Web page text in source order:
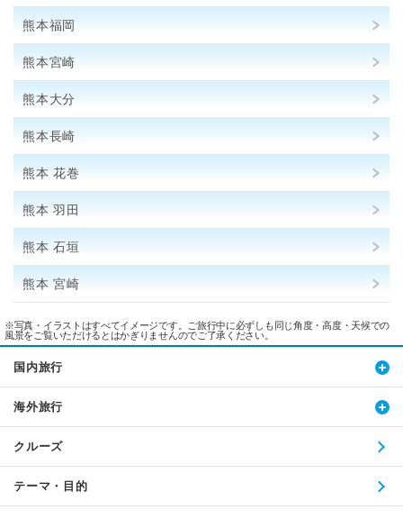
熊本福岡
熊本宮崎
熊本大分
熊本長崎
熊本 花巻
熊本 羽田
熊本 石垣
熊本 宮崎
※写真・イラストはすべてイメージです。ご旅行中に必ずしも同じ角度・高度・天候での
風景をご覧いただけるとはかぎりませんのでご了承ください。
国内旅行
海外旅行
クルーズ
テーマ・目的